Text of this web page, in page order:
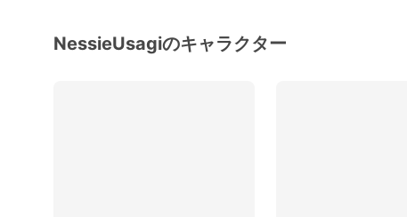
NessieUsagiのキャラクター